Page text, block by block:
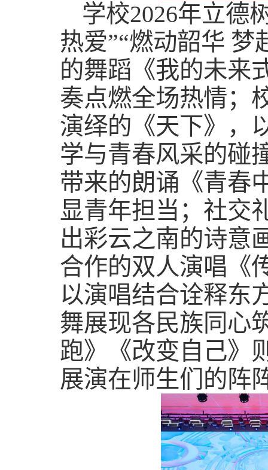
学校2026年立德
热爱”“燃动韶华
的舞蹈《我的未来
奏点燃全场热情；
演绎的《天下》，
学与青春风采的碰
带来的朗诵《青春
显青年担当；社交
出彩云之南的诗意
合作的双人演唱《
以演唱结合诠释东
舞展现各民族同心
跑》《改变自己》
展演在师生们的阵